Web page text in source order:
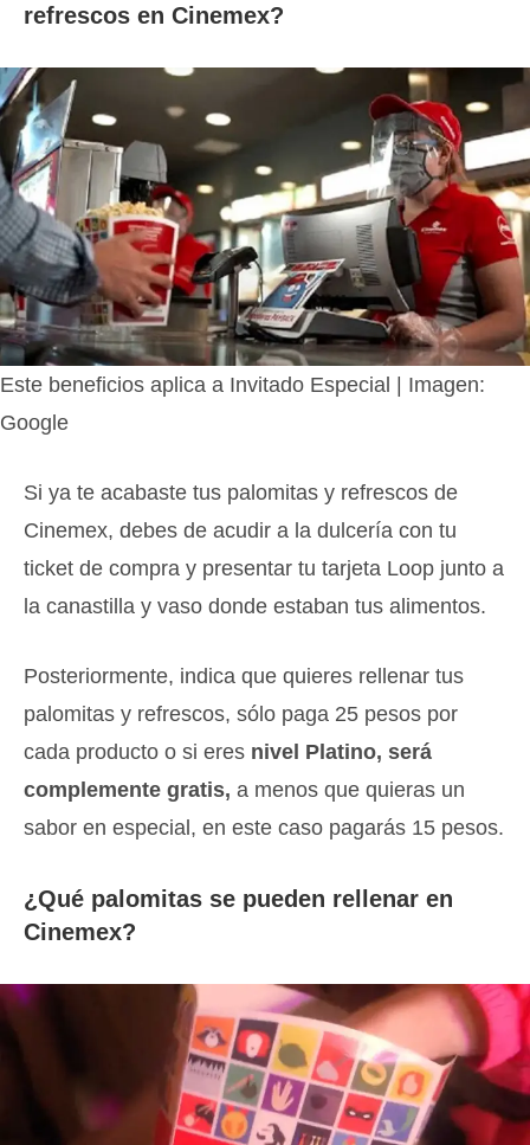
refrescos en Cinemex?
Este beneficios aplica a Invitado Especial | Imagen:
Google
Si ya te acabaste tus palomitas y refrescos de
Cinemex, debes de acudir a la dulcería con tu
ticket de compra y presentar tu tarjeta Loop junto a
la canastilla y vaso donde estaban tus alimentos.
Posteriormente, indica que quieres rellenar tus
palomitas y refrescos, sólo paga 25 pesos por
cada producto o si eres nivel Platino, será
complemente gratis, a menos que quieras un
sabor en especial, en este caso pagarás 15 pesos.
¿Qué palomitas se pueden rellenar en
Cinemex?